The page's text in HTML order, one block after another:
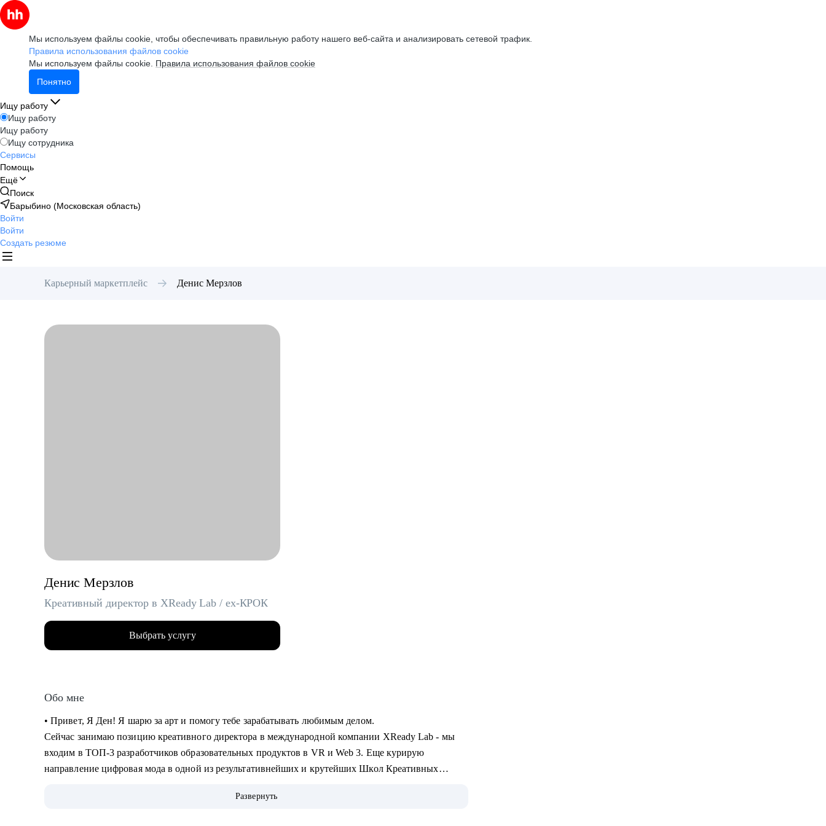
Мы используем файлы cookie, чтобы обеспечивать правильную работу нашего веб-сайта и анализировать сетевой трафик.
Правила использования файлов cookie
Мы используем файлы cookie. Правила использования файлов cookie
Понятно
Ищу работу
Ищу работу
Ищу работу
Ищу сотрудника
Сервисы
Помощь
Ещё
Поиск
Барыбино (Московская область)
Войти
Войти
Создать резюме
Карьерный маркетплейс Денис Мерзлов
Денис Мерзлов
Креативный директор в XReady Lab / ex-КРОК
Выбрать услугу
Обо мне
• Привет, Я Ден! Я шарю за арт и помогу тебе зарабатывать любимым делом.
Сейчас занимаю позицию креативного директора в международной компании XReady Lab - мы
входим в ТОП-3 разработчиков образовательных продуктов в VR и Web 3. Еще курирую
направление цифровая мода в одной из результативнейших и крутейших Школ Креативных
• 11 лет работаю с компьютерной графикой, более 6 - руковожу арт-процессами и командами, 7 лет
Развернуть